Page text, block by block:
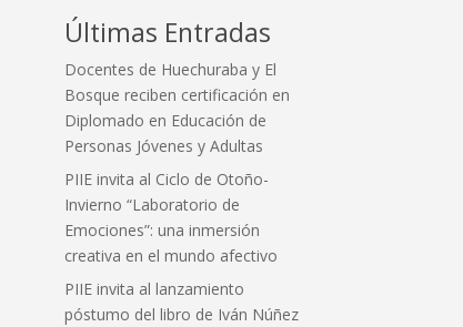
Últimas Entradas
Docentes de Huechuraba y El
Bosque reciben certificación en
Diplomado en Educación de
Personas Jóvenes y Adultas
PIIE invita al Ciclo de Otoño-
Invierno “Laboratorio de
Emociones”: una inmersión
creativa en el mundo afectivo
PIIE invita al lanzamiento
póstumo del libro de Iván Núñez